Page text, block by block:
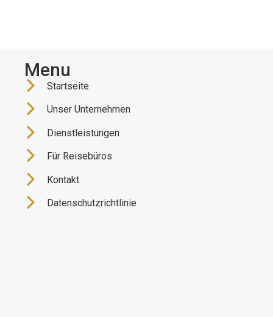
Menu
Startseite
Unser Unternehmen
Dienstleistungen
Für Reisebüros
Kontakt
Datenschutzrichtlinie